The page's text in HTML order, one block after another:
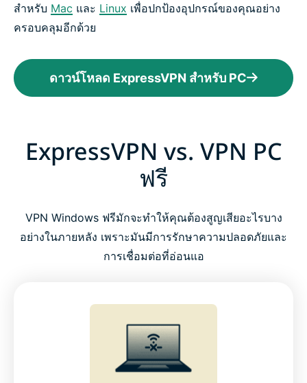
สำหรับ Mac และ Linux เพื่อปกป้องอุปกรณ์ของคุณอย่าง
ครอบคลุมอีกด้วย
ดาวน์โหลด ExpressVPN สำหรับ PC
ExpressVPN vs. VPN PC
ฟรี
VPN Windows ฟรีมักจะทำให้คุณต้องสูญเสียอะไรบาง
อย่างในภายหลัง เพราะมันมีการรักษาความปลอดภัยและ
การเชื่อมต่อที่อ่อนแอ